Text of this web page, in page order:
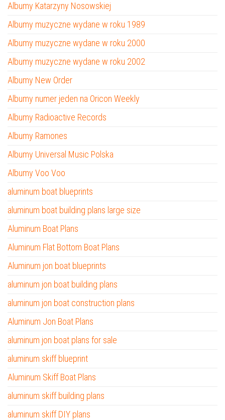
Albumy Katarzyny Nosowskiej
Albumy muzyczne wydane w roku 1989
Albumy muzyczne wydane w roku 2000
Albumy muzyczne wydane w roku 2002
Albumy New Order
Albumy numer jeden na Oricon Weekly
Albumy Radioactive Records
Albumy Ramones
Albumy Universal Music Polska
Albumy Voo Voo
aluminum boat blueprints
aluminum boat building plans large size
Aluminum Boat Plans
Aluminum Flat Bottom Boat Plans
Aluminum jon boat blueprints
aluminum jon boat building plans
aluminum jon boat construction plans
Aluminum Jon Boat Plans
aluminum jon boat plans for sale
aluminum skiff blueprint
Aluminum Skiff Boat Plans
aluminum skiff building plans
aluminum skiff DIY plans